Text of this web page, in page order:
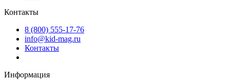
Контакты
8 (800) 555-17-76
info@kid-mag.ru
Контакты
Информация